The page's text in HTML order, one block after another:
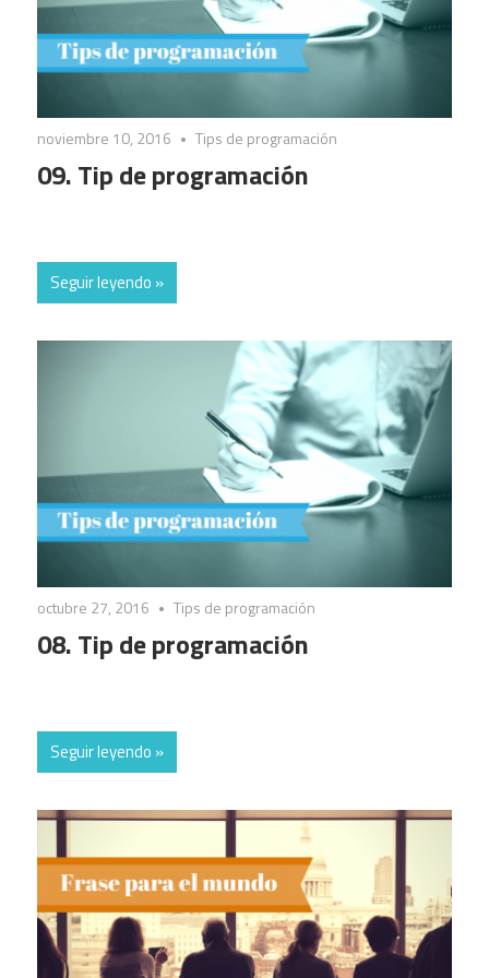
noviembre 10, 2016 Tips de programación
09. Tip de programación
Seguir leyendo »
octubre 27, 2016 Tips de programación
08. Tip de programación
Seguir leyendo »